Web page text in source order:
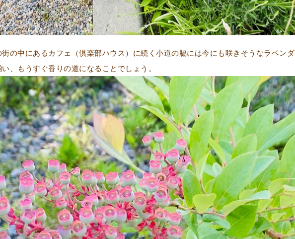
街の中にあるカフェ（倶楽部ハウス）に続く小道の脇には今にも咲きそうなラベンダ
、もうすぐ香りの道になることでしょう。